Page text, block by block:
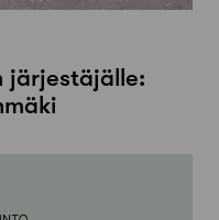
järjestäjälle: